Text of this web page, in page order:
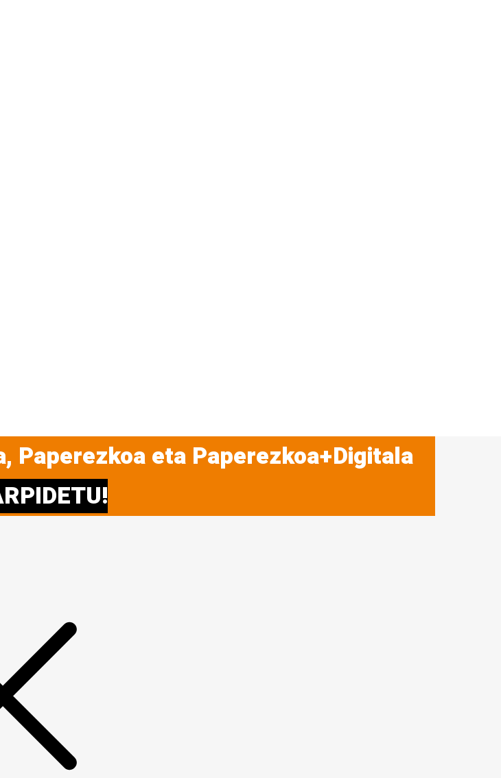
Paperezkoa eta Paperezkoa+Digitala